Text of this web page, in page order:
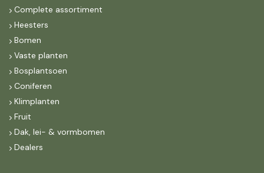
Complete assortiment
Heesters
Bomen
Vaste planten
Bosplantsoen
Coniferen
Klimplanten
Fruit
Dak, lei- & vormbomen
Dealers